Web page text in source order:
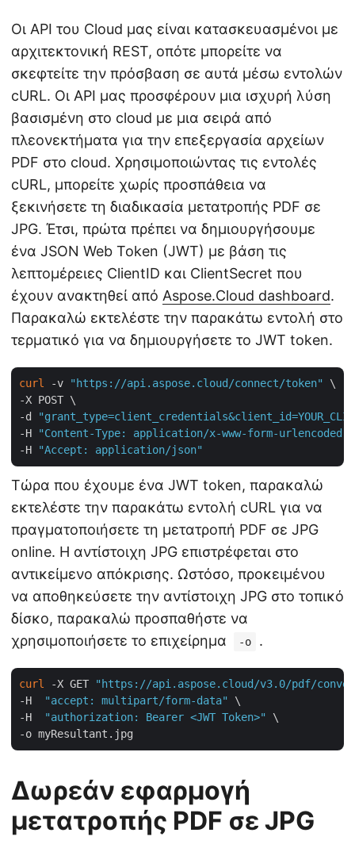
Οι API του Cloud μας είναι κατασκευασμένοι με
αρχιτεκτονική REST, οπότε μπορείτε να
σκεφτείτε την πρόσβαση σε αυτά μέσω εντολών
cURL. Οι API μας προσφέρουν μια ισχυρή λύση
βασισμένη στο cloud με μια σειρά από
πλεονεκτήματα για την επεξεργασία αρχείων
PDF στο cloud. Χρησιμοποιώντας τις εντολές
cURL, μπορείτε χωρίς προσπάθεια να
ξεκινήσετε τη διαδικασία μετατροπής PDF σε
JPG. Έτσι, πρώτα πρέπει να δημιουργήσουμε
ένα JSON Web Token (JWT) με βάση τις
λεπτομέρειες ClientID και ClientSecret που
έχουν ανακτηθεί από Aspose.Cloud dashboard.
Παρακαλώ εκτελέστε την παρακάτω εντολή στο
τερματικό για να δημιουργήσετε το JWT token.
curl -v "https://api.aspose.cloud/connect/token"
\
-X POST \
-d
-H
"Content-Type: application/x-www-form-urlencoded"
-H
"Accept: application/json"
Τώρα που έχουμε ένα JWT token, παρακαλώ
εκτελέστε την παρακάτω εντολή cURL για να
πραγματοποιήσετε τη μετατροπή PDF σε JPG
online. Η αντίστοιχη JPG επιστρέφεται στο
αντικείμενο απόκρισης. Ωστόσο, προκειμένου
να αποθηκεύσετε την αντίστοιχη JPG στο τοπικό
δίσκο, παρακαλώ προσπαθήστε να
χρησιμοποιήσετε το επιχείρημα
-o .
curl -X GET
"https://api.aspose.cloud/v3.0/pdf/
-H
"accept: multipart/form-data"
\
-H
"authorization: Bearer <JWT Token>"
\
Δωρεάν εφαρμογή
μετατροπής PDF σε JPG